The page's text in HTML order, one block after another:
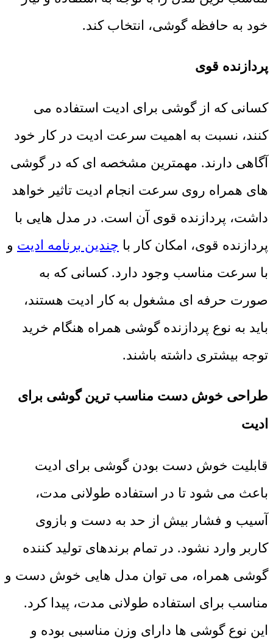
خود به حافظه گوشی، انتخاب کند.
پردازنده قوی
کسانی که از گوشی برای ادیت استفاده می
کنند، نسبت به اهمیت سرعت ادیت در کار خود
آگاهی دارند. مهمترین مشخصه ای که در گوشی
های همراه روی سرعت انجام ادیت تاثیر خواهد
داشت، پردازنده قوی آن است. در مدل هایی با
پردازنده قوی، امکان کار با چندین برنامه ادیت و
با سرعت مناسب وجود دارد. کسانی که به
صورت حرفه ای مشغول به کار ادیت هستند،
باید به نوع پردازنده گوشی همراه هنگام خرید
توجه بیشتری داشته باشند.
طراحی خوش دست مناسب ترین گوشی برای
ادیت
قابلیت خوش دست بودن گوشی برای ادیت
باعث می شود تا در استفاده طولانی مدت،
آسیب و فشار بیش از حد به دست و بازوی
کاربر وارد نشود. در تمام برندهای تولید کننده
گوشی همراه، می توان مدل هایی خوش دست و
مناسب برای استفاده طولانی مدت، پیدا کرد.
این نوع گوشی ها دارای وزن مناسبی بوده و